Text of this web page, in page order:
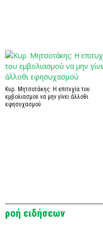
Κυρ. Μητσοτάκης: Η επιτυχία του
εμβολιασμού να μην γίνει άλλοθι
εφησυχασμού
ροή ειδήσεων